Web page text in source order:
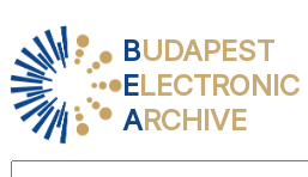
BUDAPEST
ELECTRONIC
ARCHIVE